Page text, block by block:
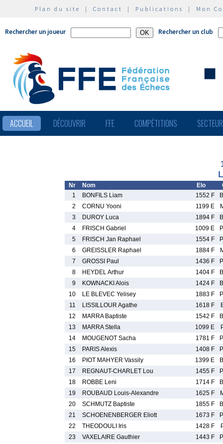
Plan du site | Contact | Publications | Mon
Rechercher un joueur Rechercher un club
ACCUEIL DÉCOUVRIR FFE COMPÉTITIONS
Nr Nom Elo
1
BONFILS Liam 1552 F
2
CORNU Yooni 1199 E
3
DUROY Luca 1894 F
4
FRISCH Gabriel 1009 E
5
FRISCH Jan Raphael 1554 F
6
GREISSLER Raphael 1884 F
7
GROSSI Paul 1436 F
8
HEYDEL Arthur 1404 F
9
KOWNACKI Alois 1424 F
10
LE BLEVEC Yelisey 1883 F
11
LISSILLOUR Agathe 1618 F
12
MARRA Baptiste 1542 F
13
MARRA Stella 1099 E
14
MOUGENOT Sacha 1781 F
15
PARIS Alexis 1408 F
16
PIOT MAHYER Vassily 1399 E
17
REGNAUT-CHARLET Lou 1455 F
18
ROBBE Leni 1714 F
19
ROUBAUD Louis-Alexandre 1625 F
20
SCHMUTZ Baptiste 1855 F
21
SCHOENENBERGER Eliott 1673 F
22
THEODOULI Iris 1428 F
23
VAXELAIRE Gauthier 1443 F